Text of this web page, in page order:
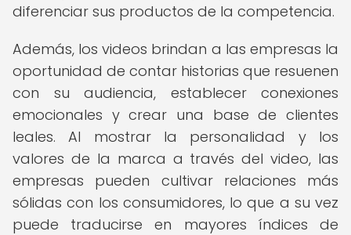
diferenciar sus productos de la competencia.
Además, los videos brindan a las empresas la
oportunidad de contar historias que resuenen
con su audiencia, establecer conexiones
emocionales y crear una base de clientes
leales. Al mostrar la personalidad y los
valores de la marca a través del video, las
empresas pueden cultivar relaciones más
sólidas con los consumidores, lo que a su vez
puede traducirse en mayores índices de